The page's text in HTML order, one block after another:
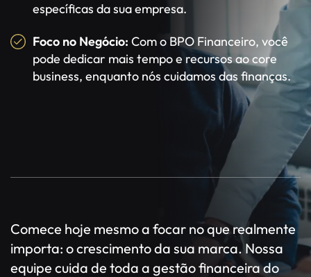
específicas da sua empresa.
Foco no Negócio: Com o BPO Financeiro, você
pode dedicar mais tempo e recursos ao core
business, enquanto nós cuidamos das finanças.
Comece hoje mesmo a focar no que realmente
importa: o crescimento da sua marca. Nossa
equipe cuida de toda a gestão financeira do